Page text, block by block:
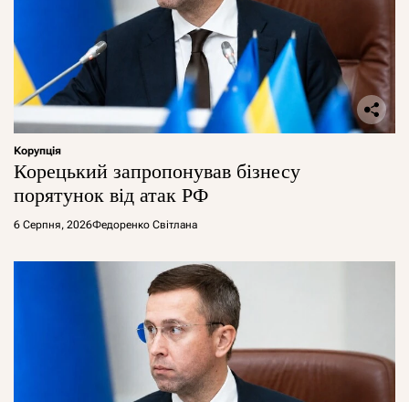
Корупція
Корецький запропонував бізнесу
порятунок від атак РФ
6 Серпня, 2026Федоренко Світлана